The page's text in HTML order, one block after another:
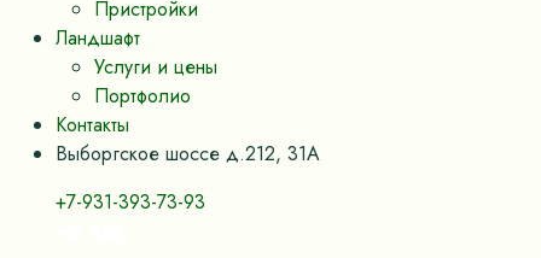
Пристройки
Ландшафт
Услуги и цены
Портфолио
Контакты
Выборгское шоссе д.212, 31А
+7-931-393-73-93